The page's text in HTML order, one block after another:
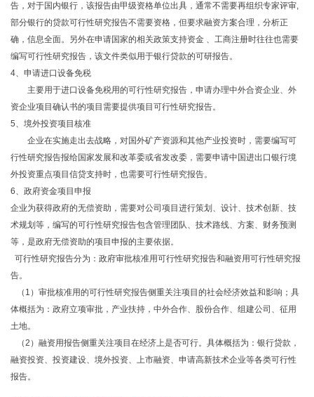
告，对于国内银行，该报告由甲级资格单位出具，通常不需要再组织专家评审,
部分银行的贷款可行性研究报告不需要资格，但要求融资方案合理，分析正
确，信息全面。另外在申请国家的相关政策支持资金 、工商注册时往往也需要
编写可行性研究报告，该文件类似用于银行贷款的可研报告。
4、申请进口设备免税
主要用于进口设备免税用的可行性研究报告，申请办理中外合资企业、外
资企业项目确认书的项目需要提供项目可行性研究报告。
5、境外投资项目核准
企业在实施走出去战略，对国外矿产资源和其他产业投资时，需要编写可
行性研究报告报给国家发展和改革委或省发改委，需要申请中国进出口银行境
外投资重点项目信贷支持时，也需要可行性研究报告。
6、政府资金项目申报
企业为获得政府的无偿资助，需要对公司项目进行策划、设计、技术创新、技
术规划等，编写的可行性研究报告包含管理团队、技术路线、方案、财务预测
等，是政府无偿资助的项目申报的主要依据。
可行性研究报告分为：政府审批核准用可行性研究报告和融资用可行性研究报
告。
（1）审批核准用的可行性研究报告侧重关注项目的社会经济效益和影响；具
体概括为：政府立项审批，产业扶持，中外合作、股份合作、组建公司、征用
土地。
（2）融资用报告侧重关注项目在经济上是否可行。具体概括为：银行贷款，
融资投资、投资建设、境外投资、上市融资、申请高新技术企业等各类可行性
报告。